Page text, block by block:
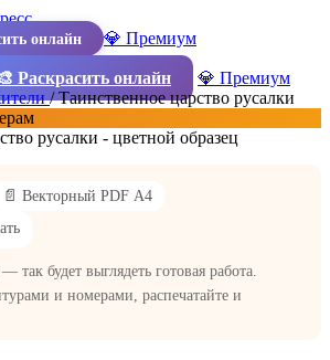
онлайн
💎 Премиум
Раскрасить онлайн
💎 Премиум
/Таинственное царство русалки
📄 Векторный PDF А4
так будет выглядеть готовая работа.
и номерами, распечатайте и